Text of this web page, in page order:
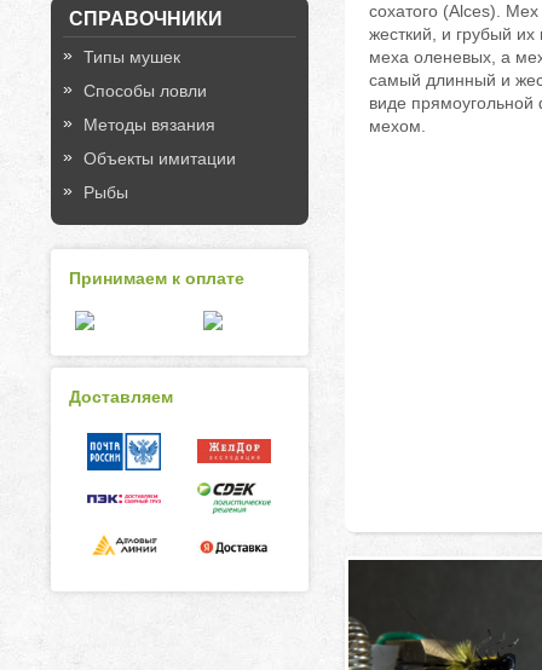
СПРАВОЧНИКИ
Типы мушек
Способы ловли
Методы вязания
Объекты имитации
Рыбы
Принимаем к оплате
Доставляем
сохатого (Alces).
жесткий, и грубый их
меха оленевых, а
самый длинный и
виде
мехом.